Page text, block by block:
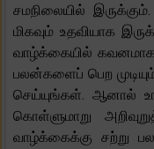
சமநிலையில்
மிகவும் உதவியாக
வாழ்க்கையில்
பலன்களைப் பெற
செய்யுங்கள். ஆனால்
கொள்ளுமாறு
வாழ்க்கைக்கு சற்று